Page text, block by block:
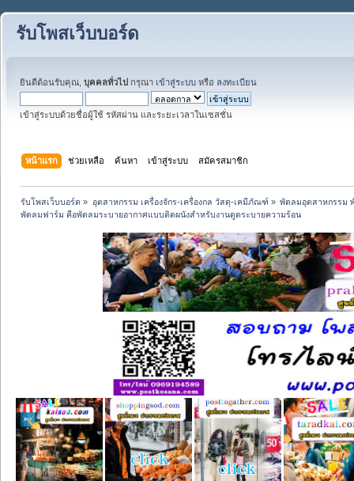
รับโพสเว็บบอร์ด
ยินดีต้อนรับคุณ, บุคคลทั่วไป กรุณา เข้าสู่ระบบ หรือ ลงทะเบียน
เข้าสู่ระบบด้วยชื่อผู้ใช้ รหัสผ่าน และระยะเวลาในเซสชั่น
หน้าแรก ช่วยเหลือ ค้นหา เข้าสู่ระบบ สมัครสมาชิก
รับโพสเว็บบอร์ด » อุตสาหกรรม เครื่องจักร-เครื่องกล วัสดุ-เคมีภัณฑ์ » พัดลมอุตสาหกรรม
พัดลมฟาร์ม คือพัดลมระบายอากาศแบบติดผนังสำหรับงานดูดระบายความร้อน